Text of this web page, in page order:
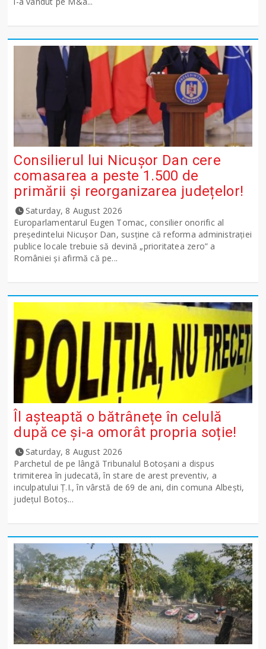
Consilierul lui Nicușor Dan cere
comasarea a peste 1.500 de
primării și reorganizarea județelor!
Saturday, 8 August 2026
Europarlamentarul Eugen Tomac, consilier onorific al
președintelui Nicușor Dan, susține că reforma administrației
publice locale trebuie să devină „prioritatea zero” a
României și afirmă că pe...
Îl așteaptă o bătrânețe în celulă
după ce și-a omorât propria soție!
Saturday, 8 August 2026
Parchetul de pe lângă Tribunalul Botoşani a dispus
trimiterea în judecată, în stare de arest preventiv, a
inculpatului Ț.I., în vârstă de 69 de ani, din comuna Albești,
județul Botoș...